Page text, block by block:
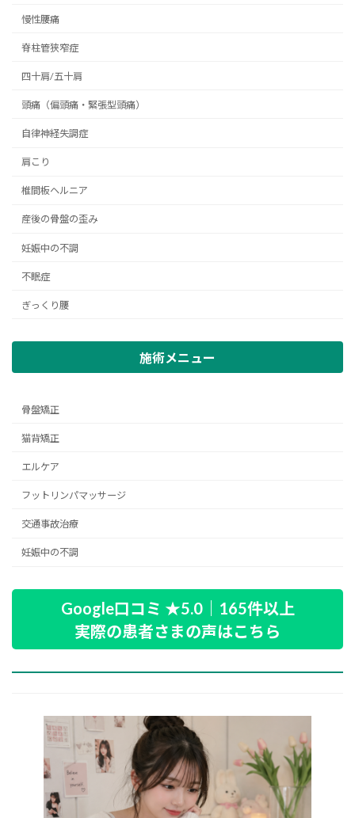
慢性腰痛
脊柱管狭窄症
四十肩/五十肩
頭痛（偏頭痛・緊張型頭痛）
自律神経失調症
肩こり
椎間板ヘルニア
産後の骨盤の歪み
妊娠中の不調
不眠症
ぎっくり腰
施術メニュー
骨盤矯正
猫背矯正
エルケア
フットリンパマッサージ
交通事故治療
妊娠中の不調
Google口コミ ★5.0｜165件以上
実際の患者さまの声はこちら